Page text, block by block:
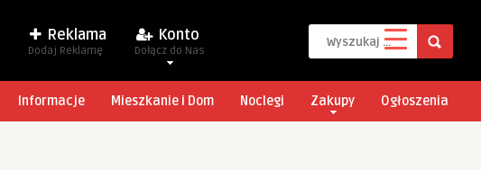
Reklama
Dodaj Reklamę
Konto
Dołącz do Nas
Informacje Mieszkanie i Dom Noclegi Zakupy Ogłoszenia